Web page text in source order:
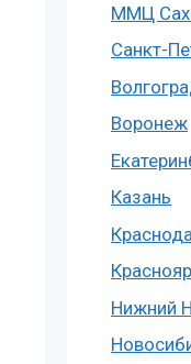
ММЦ
Санкт-
Воронеж
Казань
Нижний